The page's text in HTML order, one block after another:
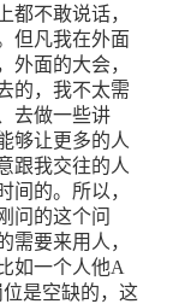
都不敢说话，
但凡我在外面
外面的大会，
的，我不太需
去做一些讲
够让更多的人
跟我交往的人
间的。所以，
问的这个问
需要来用人，
如一个人他A
是空缺的，这